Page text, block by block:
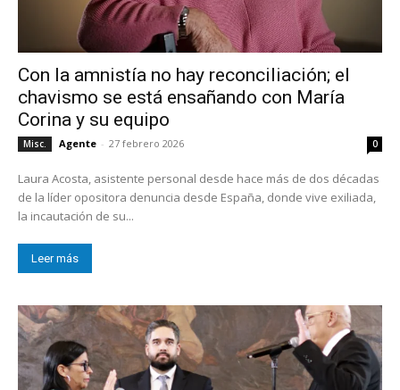
Con la amnistía no hay reconciliación; el
chavismo se está ensañando con María
Corina y su equipo
Misc. Agente - 27 febrero 2026 0
Laura Acosta, asistente personal desde hace más de dos décadas
de la líder opositora denuncia desde España, donde vive exiliada,
la incautación de su...
Leer más